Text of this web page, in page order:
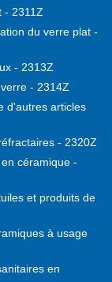
- 2311Z
du verre plat -
- 2313Z
- 2314Z
d'autres articles
- 2320Z
céramique -
et produits de
à usage
en